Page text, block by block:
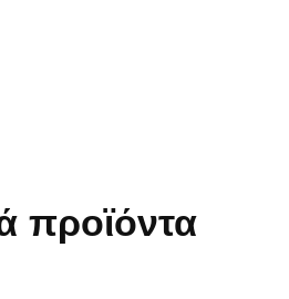
προϊόντα